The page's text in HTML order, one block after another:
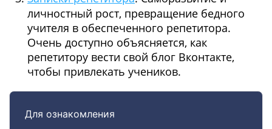
личностный рост, превращение бедного
учителя в обеспеченного репетитора.
Очень доступно объясняется, как
репетитору вести свой блог Вконтакте,
чтобы привлекать учеников.